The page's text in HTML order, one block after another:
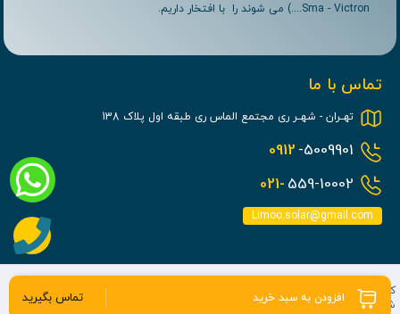
افزودن به سبد خرید تماس بگیرید
Sma - Victron....) می شوند را با افتخار داریم.
تماس با ما
تهــران - شهــر ری مجتمع الماس ری طبقه اول پلاک 138
0912 -5009901
021- 559-10002
Limoo.solar@gmail.com
کلیه حقوق مادی و معنوی برای این سایت محفوظ می باشد و هرگونه کپی برداری
شامل پیگرد قانونی می باشد.